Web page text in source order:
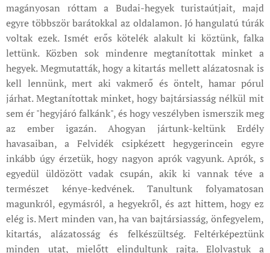
magányosan róttam a Budai-hegyek turistaútjait, majd
egyre többször barátokkal az oldalamon. Jó hangulatú túrák
voltak ezek. Ismét erős kötelék alakult ki köztünk, falka
lettünk. Közben sok mindenre megtanítottak minket a
hegyek. Megmutatták, hogy a kitartás mellett alázatosnak is
kell lennünk, mert aki vakmerő és öntelt, hamar pórul
járhat. Megtanítottak minket, hogy bajtársiasság nélkül mit
sem ér "hegyjáró falkánk", és hogy veszélyben ismerszik meg
az ember igazán. Ahogyan jártunk-keltünk Erdély
havasaiban, a Felvidék csipkézett hegygerincein egyre
inkább úgy érzetük, hogy nagyon aprók vagyunk. Aprók, s
egyedül üldözött vadak csupán, akik ki vannak téve a
természet kénye-kedvének. Tanultunk folyamatosan
magunkról, egymásról, a hegyekről, és azt hittem, hogy ez
elég is. Mert minden van, ha van bajtársiasság, önfegyelem,
kitartás, alázatosság és felkészültség. Feltérképeztünk
minden utat, mielőtt elindultunk rajta. Elolvastuk a